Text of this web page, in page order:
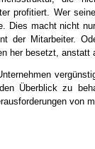
profitiert. Wer
Dies macht nicht
der Mitarbeiter.
her besetzt,
Überblick zu
von